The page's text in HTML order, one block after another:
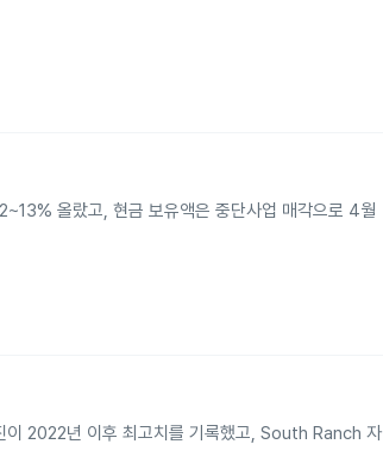
올랐고, 현금 보유액은 중단사업 매각으로 4월
2022년 이후 최고치를 기록했고, South Ranch 자